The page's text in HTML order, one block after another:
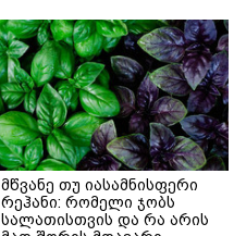
მწვანე თუ იასამნისფერი
რეჰანი: რომელი ჯობს
სალათისთვის და რა არის